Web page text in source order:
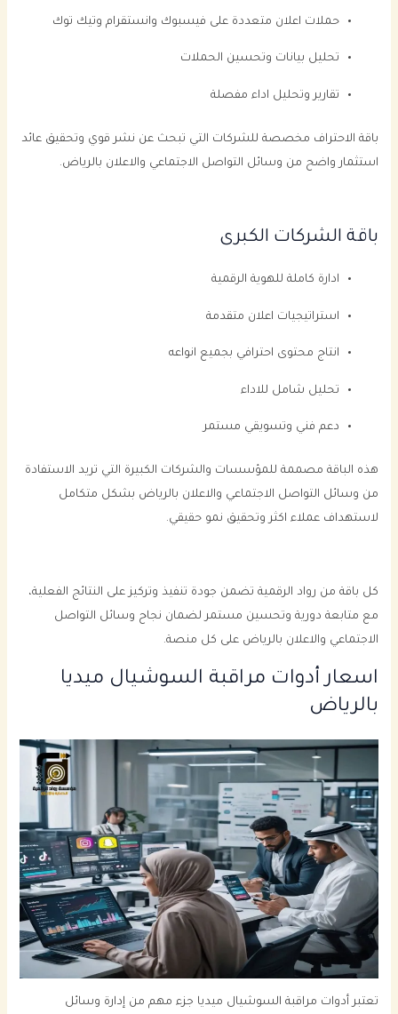
حملات اعلان متعددة على فيسبوك وانستقرام وتيك توك
تحليل بيانات وتحسين الحملات
تقارير وتحليل اداء مفصلة
باقة الاحتراف مخصصة للشركات التي تبحث عن نشر قوي وتحقيق عائد
استثمار واضح من وسائل التواصل الاجتماعي والاعلان بالرياض.
باقة الشركات الكبرى
ادارة كاملة للهوية الرقمية
استراتيجيات اعلان متقدمة
انتاج محتوى احترافي بجميع انواعه
تحليل شامل للاداء
دعم فني وتسويقي مستمر
هذه الباقة مصممة للمؤسسات والشركات الكبيرة التي تريد الاستفادة
من وسائل التواصل الاجتماعي والاعلان بالرياض بشكل متكامل
لاستهداف عملاء اكثر وتحقيق نمو حقيقي.
كل باقة من رواد الرقمية تضمن جودة تنفيذ وتركيز على النتائج الفعلية،
مع متابعة دورية وتحسين مستمر لضمان نجاح وسائل التواصل
الاجتماعي والاعلان بالرياض على كل منصة.
اسعار أدوات مراقبة السوشيال ميديا
بالرياض
تعتبر أدوات مراقبة السوشيال ميديا جزء مهم من إدارة وسائل